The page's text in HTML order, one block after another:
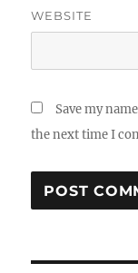
WEBSITE
Save my
the next time I